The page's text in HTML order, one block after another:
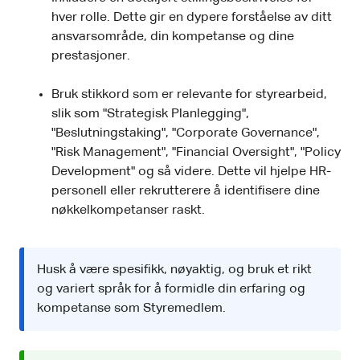
hver rolle. Dette gir en dypere forståelse av ditt
ansvarsområde, din kompetanse og dine
prestasjoner.
Bruk stikkord som er relevante for styrearbeid,
slik som "Strategisk Planlegging",
"Beslutningstaking", "Corporate Governance",
"Risk Management", "Financial Oversight", "Policy
Development" og så videre. Dette vil hjelpe HR-
personell eller rekrutterere å identifisere dine
nøkkelkompetanser raskt.
Husk å være spesifikk, nøyaktig, og bruk et rikt
og variert språk for å formidle din erfaring og
kompetanse som Styremedlem.